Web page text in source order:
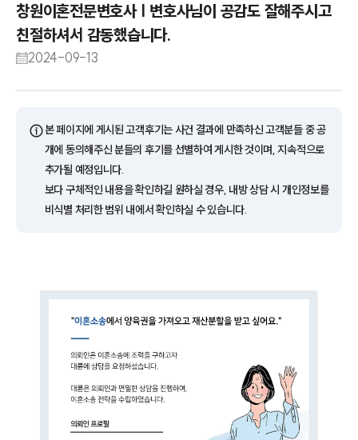
창원이혼전문변호사 | 변호사님이 공감도 잘해주시고
친절하셔서 감동했습니다.
2024-09-13
ⓘ본 페이지에 게시된 고객후기는 사건 결과에 만족하신 고객분들 중 공
개에 동의해주신 분들의 후기를 선별하여 게시한 것이며, 지속적으로
추가될 예정입니다.
보다 구체적인 내용을 확인하길 원하실 경우, 내방 상담 시 개인정보를
비식별 처리한 범위 내에서 확인하실 수 있습니다.